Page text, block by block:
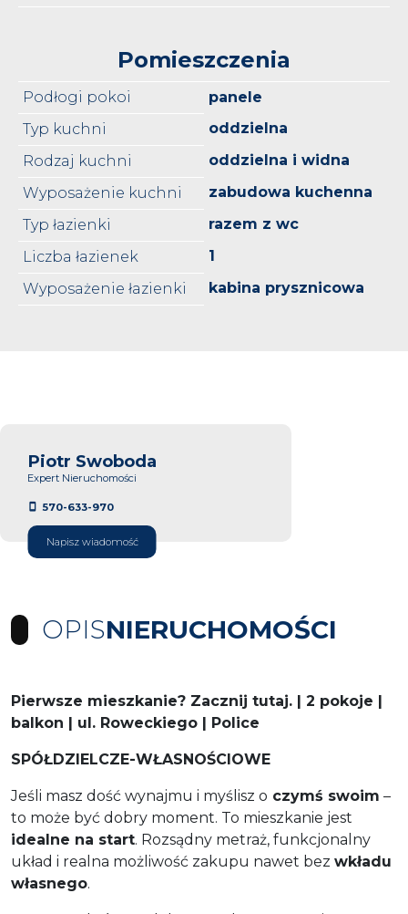
Pomieszczenia
Podłogi pokoi
panele
Typ kuchni
oddzielna
Rodzaj kuchni
oddzielna i widna
Wyposażenie kuchni
zabudowa kuchenna
Typ łazienki
razem z wc
Liczba łazienek
1
Wyposażenie łazienki
kabina prysznicowa
Piotr Swoboda
Expert Nieruchomości
570-633-970
Napisz wiadomość
OPISNIERUCHOMOŚCI
Pierwsze mieszkanie? Zacznij tutaj. | 2 pokoje |
balkon | ul. Roweckiego | Police
SPÓŁDZIELCZE-WŁASNOŚCIOWE
Jeśli masz dość wynajmu i myślisz o czymś swoim –
to może być dobry moment. To mieszkanie jest
idealne na start. Rozsądny metraż, funkcjonalny
układ i realna możliwość zakupu nawet bez wkładu
własnego.